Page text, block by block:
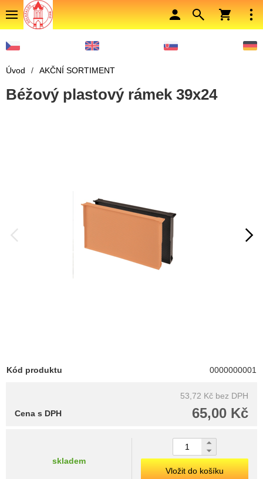
Úvod / AKČNÍ SORTIMENT
Béžový plastový rámek 39x24
Kód produktu 0000000001
53,72 Kč bez DPH
65,00 Kč
Cena s DPH
skladem
Vložit do košíku